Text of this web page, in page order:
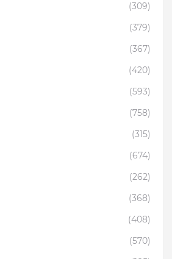
(309)
(379)
(367)
(420)
(593)
(758)
(315)
(674)
(262)
(368)
(408)
(570)